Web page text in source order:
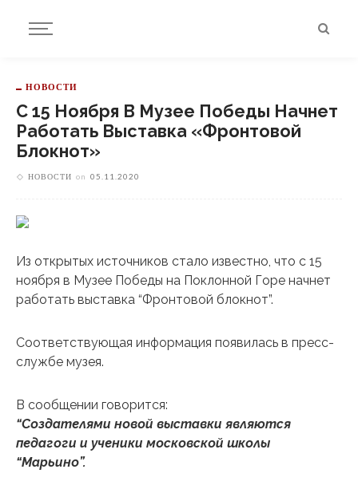
НОВОСТИ
С 15 Ноября В Музее Победы Начнет
Работать Выставка «Фронтовой
Блокнот»
НОВОСТИ on 05.11.2020
Из открытых источников стало известно, что с 15
ноября в Музее Победы на Поклонной Горе начнет
работать выставка “Фронтовой блокнот”.
Соответствующая информация появилась в пресс-
службе музея.
В сообщении говорится:
“Создателями новой выставки являются
педагоги и ученики московской школы
“Марьино”.